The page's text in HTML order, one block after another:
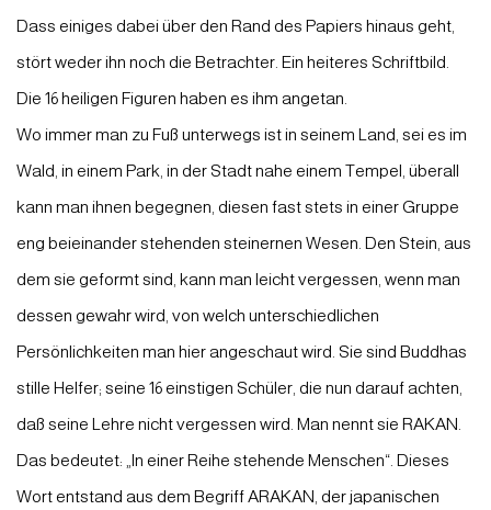
Dass einiges dabei über den Rand des Papiers hinaus geht,
stört weder ihn noch die Betrachter. Ein heiteres Schriftbild.
Die 16 heiligen Figuren haben es ihm angetan.
Wo immer man zu Fuß unterwegs ist in seinem Land, sei es im
Wald, in einem Park, in der Stadt nahe einem Tempel, überall
kann man ihnen begegnen, diesen fast stets in einer Gruppe
eng beieinander stehenden steinernen Wesen. Den Stein, aus
dem sie geformt sind, kann man leicht vergessen, wenn man
dessen gewahr wird, von welch unterschiedlichen
Persönlichkeiten man hier angeschaut wird. Sie sind Buddhas
stille Helfer; seine 16 einstigen Schüler, die nun darauf achten,
daß seine Lehre nicht vergessen wird. Man nennt sie RAKAN.
Das bedeutet: „In einer Reihe stehende Menschen“. Dieses
Wort entstand aus dem Begriff ARAKAN, der japanischen